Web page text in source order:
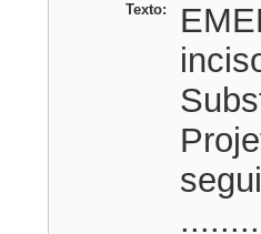
Texto: